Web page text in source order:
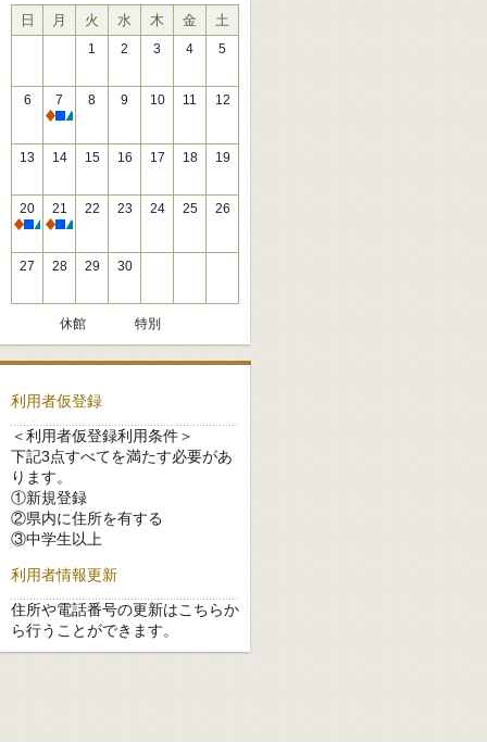
日 月 火 水 木 金 土
1 2 3 4 5
6
7
休館
8 9 10 11 12
13 14 15 16 17 18 19
20
休館
21
休館
22 23 24 25 26
27 28 29 30
休館 特別
利用者仮登録
＜利用者仮登録利用条件＞
下記3点すべてを満たす必要があ
ります。
①新規登録
②県内に住所を有する
③中学生以上
利用者情報更新
住所や電話番号の更新はこちらか
ら行うことができます。